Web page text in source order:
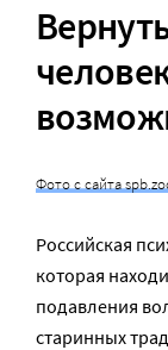
Фото с сайта
Российская
которая
подавления
старинных